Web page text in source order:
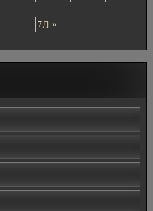
7月 »